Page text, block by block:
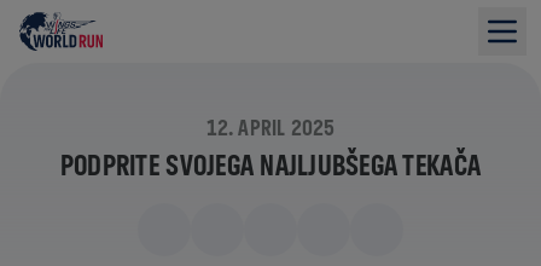
12. APRIL 2025
PODPRITE SVOJEGA NAJLJUBŠEGA TEKAČA